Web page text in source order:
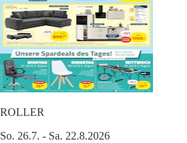
ROLLER
So. 26.7. - Sa. 22.8.2026